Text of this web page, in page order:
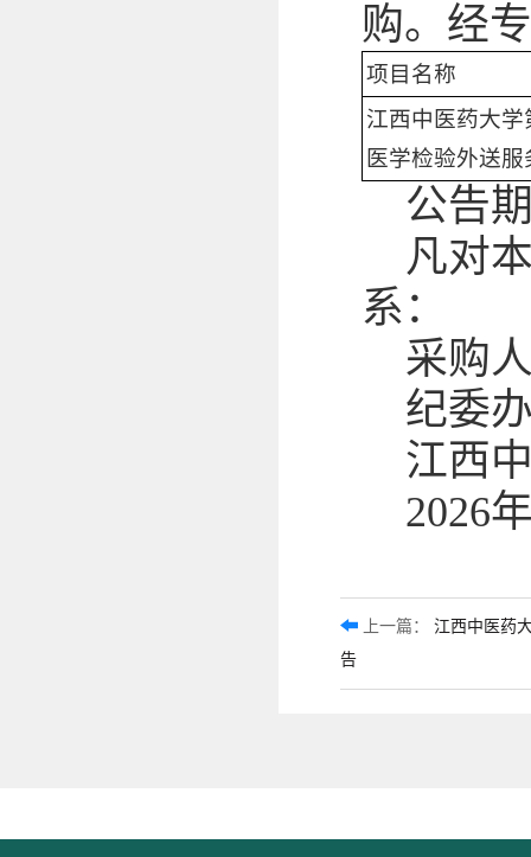
购。经
项目名称
江西中医药大
医学检验外送
公告
凡对
系：
采购
纪委
江西
2026
上一篇： 江西中医药
告